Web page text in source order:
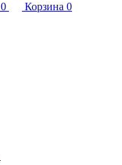
0 Корзина 0